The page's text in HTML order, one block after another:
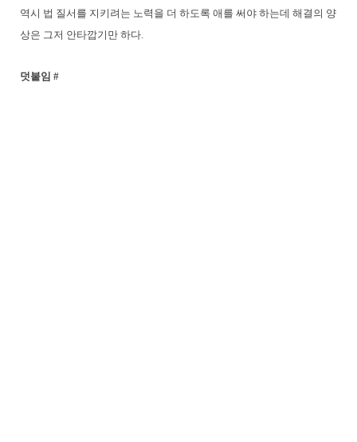
역시 법 질서를 지키려는 노력을 더 하도록 애를 써야 하는데 해결의 양
상은 그저 안타깝기만 하다.
덧붙임 #